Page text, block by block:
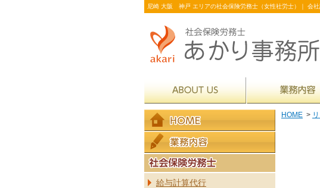
尼崎 大阪 神戸 エリアの社会保険労務士（女性社労士）｜ 会
HOME >
給与計算代行